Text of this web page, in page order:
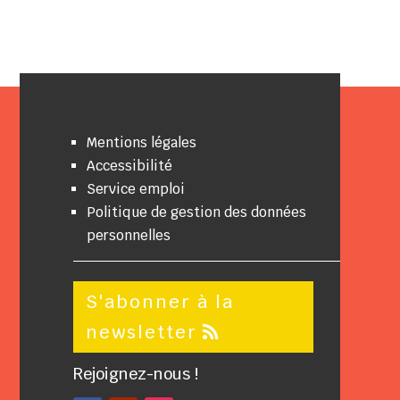
Mentions légales
Accessibilité
Service emploi
Politique de gestion des données
personnelles
S'abonner à la
newsletter
Rejoignez-nous !